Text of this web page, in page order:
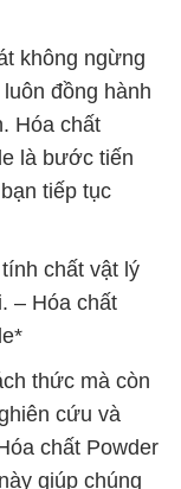
không ngừng
đồng hành
Hóa chất
là bước tiến
tiếp tục
chất vật lý
– Hóa chất
thức mà còn
cứu và
chất Powder
giúp chúng